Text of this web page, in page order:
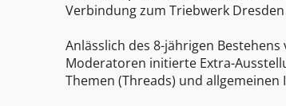
Verbindung zum Triebwerk
Anlässlich des 8-jährigen
Moderatoren initierte Extra-
Themen (Threads) und allgemeinen